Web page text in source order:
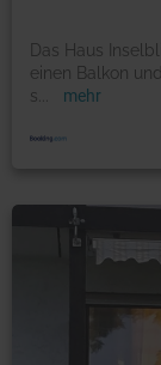
Das Haus
einen Balkon
s
mehr